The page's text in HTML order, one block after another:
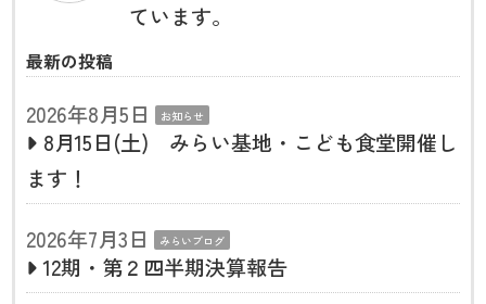
ています。
最新の投稿
2026年8月5日 お知らせ
8月15日(土) みらい基地・こども食堂開催し
ます！
2026年7月3日
みらいブログ
12期・第２四半期決算報告